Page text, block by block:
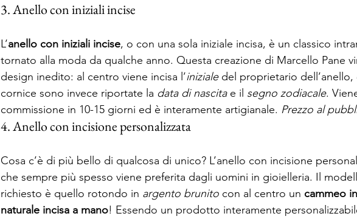
3. Anello con iniziali incise
L’anello con iniziali incise, o con una sola iniziale incisa, è un classico
tornato alla moda da qualche anno. Questa creazione di Marcello Pane
design inedito: al centro viene incisa l’iniziale del proprietario dell’anello,
cornice sono invece riportate la data di nascita e il segno zodiacale.
commissione in 10-15 giorni ed è interamente artigianale. Prezzo al
4. Anello con incisione personalizzata
Cosa c’è di più bello di qualcosa di unico? L’anello con incisione
che sempre più spesso viene preferita dagli uomini in gioielleria. Il
richiesto è quello rotondo in argento brunito con al centro un cammeo
naturale incisa a mano! Essendo un prodotto interamente